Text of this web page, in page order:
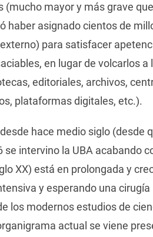
(mucho mayor y más grave
haber asignado cientos de
para satisfacer
en lugar de volcarlos
editoriales, archivos,
plataformas digitales, etc.).
hace medio siglo (desde
se intervino la UBA acabando
XX) está en prolongada y
y esperando una
los modernos estudios de
actual se viene